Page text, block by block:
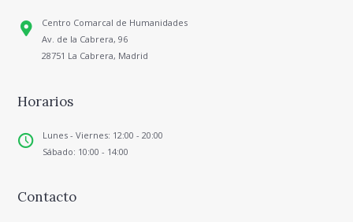
Centro Comarcal de Humanidades
Av. de la Cabrera, 96
28751 La Cabrera, Madrid
Horarios
Lunes - Viernes: 12:00 - 20:00
Sábado: 10:00 - 14:00
Contacto